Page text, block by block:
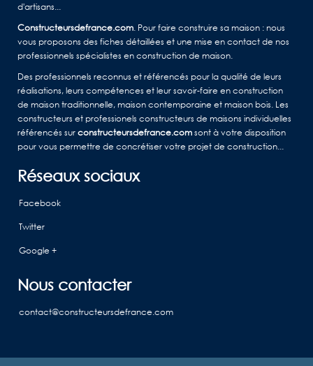
d'artisans...
Constructeursdefrance.com. Pour faire construire sa maison : nous
vous proposons des fiches détaillées et une mise en contact de nos
professionnels spécialistes en construction de maison.
Des professionnels reconnus et référencés pour la qualité de leurs
réalisations, leurs compétences et leur savoir-faire en construction
de maison traditionnelle, maison contemporaine et maison bois. Les
constructeurs et professionels constructeurs de maisons individuelles
référencés surconstructeursdefrance.comsont à votre disposition
pour vous permettre de concrétiser votre projet de construction...
Réseaux sociaux
Facebook
Twitter
Google +
Nous contacter
contact@constructeursdefrance.com